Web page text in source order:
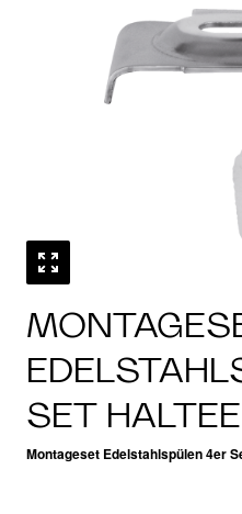
SET
Montageset Edelstahlspülen 4er